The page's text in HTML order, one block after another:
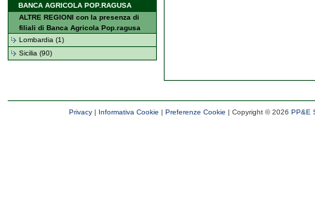
BANCA AGRICOLA POP.RAGUSA
ALTRE REGIONI con la presenza di
filiali di Banca Agricola Pop.ragusa
Lombardia (1)
Sicilia (90)
Privacy| Informativa Cookie | Preferenze Cookie | Copyright ©2026 PP&E